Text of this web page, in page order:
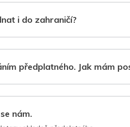
i do zahraničí?
předplatného. Jak mám
nám.